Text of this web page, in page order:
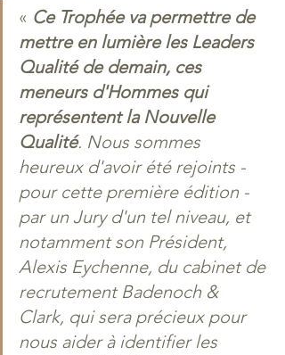
« Ce Trophée va permettre de
mettre en lumière les Leaders
Qualité de demain, ces
meneurs d'Hommes qui
représentent la Nouvelle
Qualité. Nous sommes
heureux d'avoir été rejoints -
pour cette première édition -
par un Jury d'un tel niveau, et
notamment son Président,
Alexis Eychenne, du cabinet de
recrutement Badenoch &
Clark, qui sera précieux pour
nous aider à identifier les